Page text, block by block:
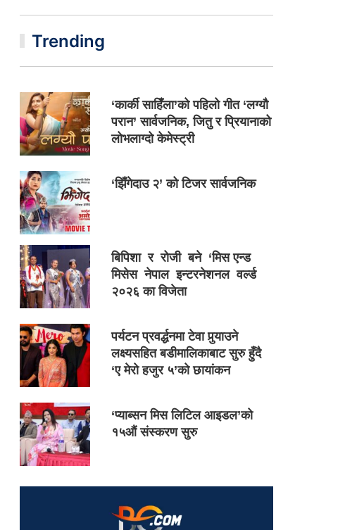
Trending
‘कार्की साहिँला’को पहिलो गीत ‘लग्यौ
परान’ सार्वजनिक, जितु र प्रियानाको
लोभलाग्दो केमेस्ट्री
‘झिँगेदाउ २’ को टिजर सार्वजनिक
बिपिशा र रोजी बने ‘मिस एन्ड
मिसेस नेपाल इन्टरनेशनल वर्ल्ड
२०२६ का विजेता
पर्यटन प्रवर्द्धनमा टेवा पुर्‍याउने
लक्ष्यसहित बडीमालिकाबाट सुरु हुँदै
‘ए मेरो हजुर ५’को छायांकन
‘प्याब्सन मिस लिटिल आइडल’को
१५औं संस्करण सुरु